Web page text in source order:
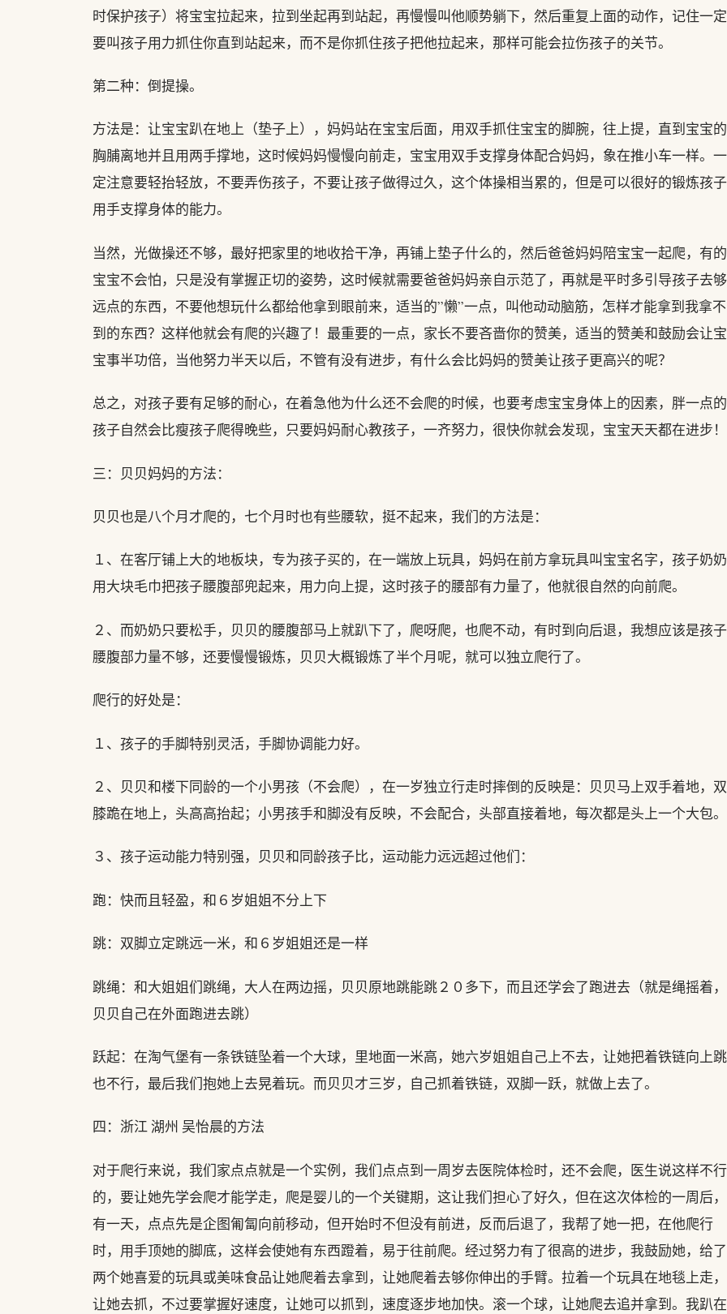
时保护孩子）将宝宝拉起来，拉到坐起再到站起，再慢慢叫他顺势躺下，然后重复上面的动作，记住一定
要叫孩子用力抓住你直到站起来，而不是你抓住孩子把他拉起来，那样可能会拉伤孩子的关节。
第二种：倒提操。
方法是：让宝宝趴在地上（垫子上），妈妈站在宝宝后面，用双手抓住宝宝的脚腕，往上提，直到宝宝的
胸脯离地并且用两手撑地，这时候妈妈慢慢向前走，宝宝用双手支撑身体配合妈妈，象在推小车一样。一
定注意要轻抬轻放，不要弄伤孩子，不要让孩子做得过久，这个体操相当累的，但是可以很好的锻炼孩子
用手支撑身体的能力。
当然，光做操还不够，最好把家里的地收拾干净，再铺上垫子什么的，然后爸爸妈妈陪宝宝一起爬，有的
宝宝不会怕，只是没有掌握正切的姿势，这时候就需要爸爸妈妈亲自示范了，再就是平时多引导孩子去够
远点的东西，不要他想玩什么都给他拿到眼前来，适当的”懒”一点，叫他动动脑筋，怎样才能拿到我拿不
到的东西？这样他就会有爬的兴趣了！最重要的一点，家长不要吝啬你的赞美，适当的赞美和鼓励会让宝
宝事半功倍，当他努力半天以后，不管有没有进步，有什么会比妈妈的赞美让孩子更高兴的呢？
总之，对孩子要有足够的耐心，在着急他为什么还不会爬的时候，也要考虑宝宝身体上的因素，胖一点的
孩子自然会比瘦孩子爬得晚些，只要妈妈耐心教孩子，一齐努力，很快你就会发现，宝宝天天都在进步！
三：贝贝妈妈的方法：
贝贝也是八个月才爬的，七个月时也有些腰软，挺不起来，我们的方法是：
１、在客厅铺上大的地板块，专为孩子买的，在一端放上玩具，妈妈在前方拿玩具叫宝宝名字，孩子奶奶
用大块毛巾把孩子腰腹部兜起来，用力向上提，这时孩子的腰部有力量了，他就很自然的向前爬。
２、而奶奶只要松手，贝贝的腰腹部马上就趴下了，爬呀爬，也爬不动，有时到向后退，我想应该是孩子
腰腹部力量不够，还要慢慢锻炼，贝贝大概锻炼了半个月呢，就可以独立爬行了。
爬行的好处是：
１、孩子的手脚特别灵活，手脚协调能力好。
２、贝贝和楼下同龄的一个小男孩（不会爬），在一岁独立行走时摔倒的反映是：贝贝马上双手着地，双
膝跪在地上，头高高抬起；小男孩手和脚没有反映，不会配合，头部直接着地，每次都是头上一个大包。
３、孩子运动能力特别强，贝贝和同龄孩子比，运动能力远远超过他们：
跑：快而且轻盈，和６岁姐姐不分上下
跳：双脚立定跳远一米，和６岁姐姐还是一样
跳绳：和大姐姐们跳绳，大人在两边摇，贝贝原地跳能跳２０多下，而且还学会了跑进去（就是绳摇着，
贝贝自己在外面跑进去跳）
跃起：在淘气堡有一条铁链坠着一个大球，里地面一米高，她六岁姐姐自己上不去，让她把着铁链向上跳
也不行，最后我们抱她上去晃着玩。而贝贝才三岁，自己抓着铁链，双脚一跃，就做上去了。
四：浙江 湖州 吴怡晨的方法
对于爬行来说，我们家点点就是一个实例，我们点点到一周岁去医院体检时，还不会爬，医生说这样不行
的，要让她先学会爬才能学走，爬是婴儿的一个关键期，这让我们担心了好久，但在这次体检的一周后，
有一天，点点先是企图匍匐向前移动，但开始时不但没有前进，反而后退了，我帮了她一把，在他爬行
时，用手顶她的脚底，这样会使她有东西蹬着，易于往前爬。经过努力有了很高的进步，我鼓励她，给了
两个她喜爱的玩具或美味食品让她爬着去拿到，让她爬着去够你伸出的手臂。拉着一个玩具在地毯上走，
让她去抓，不过要掌握好速度，让她可以抓到，速度逐步地加快。滚一个球，让她爬去追并拿到。我趴在